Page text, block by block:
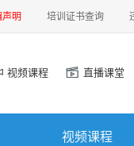
声明 培训证书查询
视频课程 直播课堂
视频课程